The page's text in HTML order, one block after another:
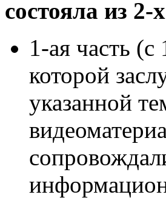
состояла из 2-
1-ая часть
которой
указанной